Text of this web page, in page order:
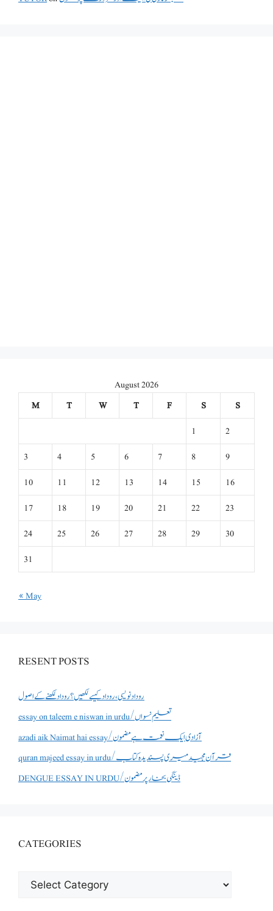
August 2026
M
T W T F S
S
1
2
3
4 5 6 7 8
9
10
11 12 13 14 15
16
17
18 19 20 21 22
23
24
25 26 27 28 29
30
31
« May
RESENT POSTS
روداد نویسی ،روداد کیسے لکھیں؟ روداد لکھنے کے اصول
essay on taleem e niswan in urdu/تعلیم نسواں
azadi aik Naimat hai essay/آزادی ایک نعمت ہے مضمون
quran majeed essay in urdu/قرآن مجید میری پسندیدہ کتاب
DENGUE ESSAY IN URDU/ڈینگی بخار پر مضمون
CATEGORIES
CATEGORIES